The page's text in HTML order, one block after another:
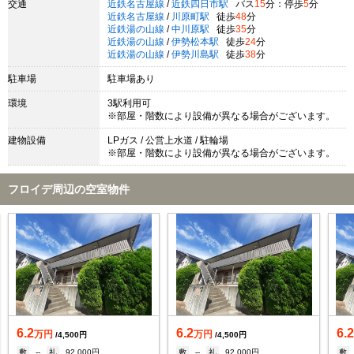
交通 近鉄名古屋線 / 近鉄四日市駅 バス 15分：停歩5分
近鉄名古屋線 / 川原町駅 徒歩48分
近鉄湯の山線 / 中川原駅 徒歩35分
近鉄湯の山線 / 伊勢松本駅 徒歩24分
近鉄湯の山線 / 伊勢川島駅 徒歩38分
駐車場 駐車場あり
環境
3駅利用可
※部屋・階数により設備が異なる場合がございます。
建物設備
LPガス / 公営上水道 / 駐輪場
※部屋・階数により設備が異なる場合がございます。
フロイデ周辺の空室物件
6.2万円 /4,500円
敷
-- 礼 92,000円
6.2万円 /4,500円
敷
-- 礼 92,000円
6.2
敷